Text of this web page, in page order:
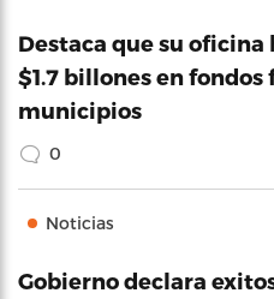
Destaca que su oficina
$1.7 billones en fondos
municipios
0
Noticias
Gobierno declara